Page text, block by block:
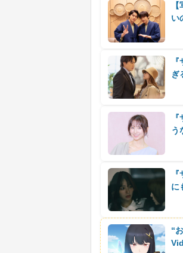
い
ぎ
う
に
“